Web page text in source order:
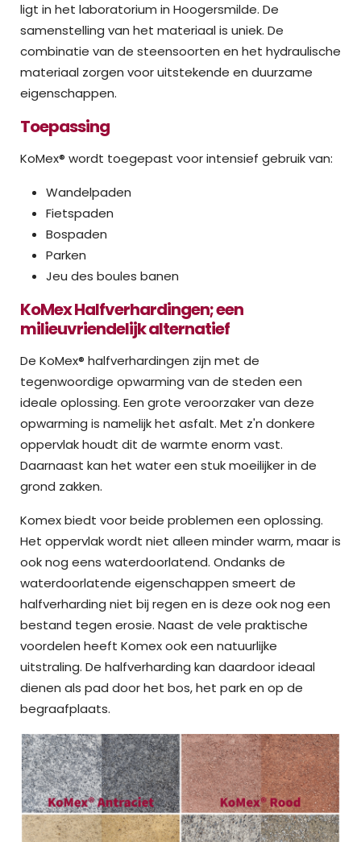
ligt in het laboratorium in Hoogersmilde. De
samenstelling van het materiaal is uniek. De
combinatie van de steensoorten en het hydraulische
materiaal zorgen voor uitstekende en duurzame
eigenschappen.
Toepassing
KoMex® wordt toegepast voor intensief gebruik van:
Wandelpaden
Fietspaden
Bospaden
Parken
Jeu des boules banen
KoMex Halfverhardingen; een
milieuvriendelijk alternatief
De KoMex® halfverhardingen zijn met de
tegenwoordige opwarming van de steden een
ideale oplossing. Een grote veroorzaker van deze
opwarming is namelijk het asfalt. Met z'n donkere
oppervlak houdt dit de warmte enorm vast.
Daarnaast kan het water een stuk moeilijker in de
grond zakken.
Komex biedt voor beide problemen een oplossing.
Het oppervlak wordt niet alleen minder warm, maar is
ook nog eens waterdoorlatend. Ondanks de
waterdoorlatende eigenschappen smeert de
halfverharding niet bij regen en is deze ook nog een
bestand tegen erosie. Naast de vele praktische
voordelen heeft Komex ook een natuurlijke
uitstraling. De halfverharding kan daardoor ideaal
dienen als pad door het bos, het park en op de
begraafplaats.